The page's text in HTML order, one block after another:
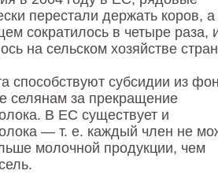
перестали держать коров, а
сократилось в четыре раза,
на сельском хозяйстве
способствуют субсидии из
селянам за прекращение
В ЕС существует и
— т. е. каждый член не
молочной продукции, чем